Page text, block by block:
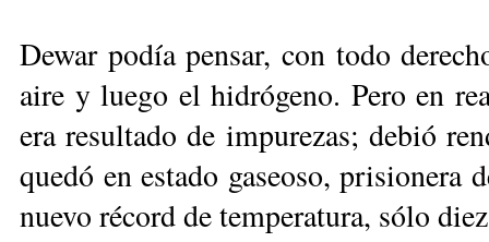
Dewar podía pensar, con todo
aire y luego el hidrógeno. Pero en
era resultado de impurezas; debió
quedó en estado gaseoso,
nuevo récord de temperatura, sólo